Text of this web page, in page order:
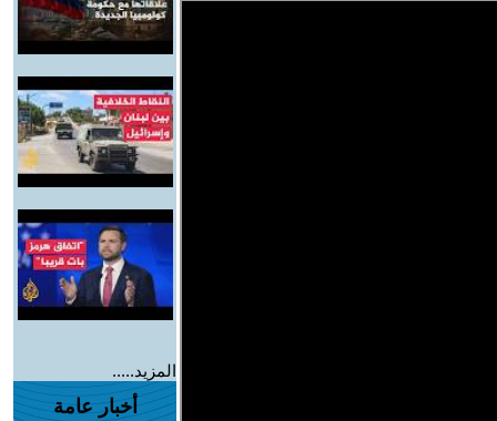
المزيد.....
أخبار عامة